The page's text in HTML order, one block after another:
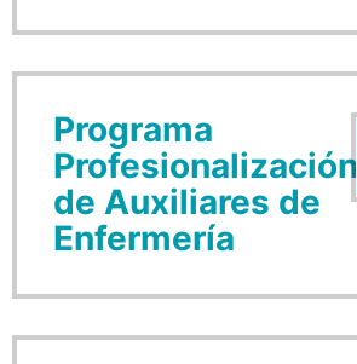
Programa
Profesionalización
de Auxiliares de
Enfermería